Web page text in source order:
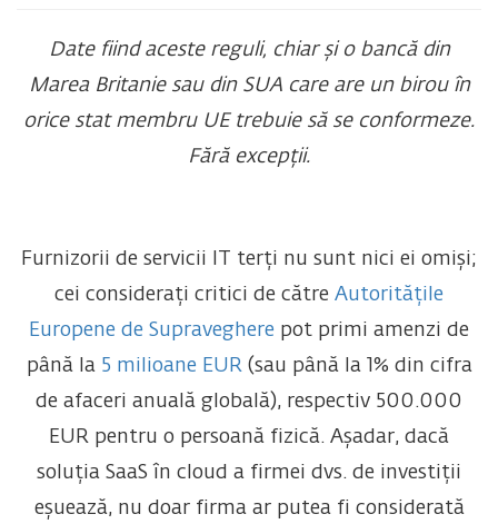
Date fiind aceste reguli, chiar și o bancă din
Marea Britanie sau din SUA care are un birou în
orice stat membru UE trebuie să se conformeze.
Fără excepții.
Furnizorii de servicii IT terți nu sunt nici ei omiși;
cei considerați critici de către Autoritățile
Europene de Supraveghere pot primi amenzi de
până la 5 milioane EUR(sau până la 1% din cifra
de afaceri anuală globală), respectiv 500.000
EUR pentru o persoană fizică. Așadar, dacă
soluția SaaS în cloud a firmei dvs. de investiții
eșuează, nu doar firma ar putea fi considerată